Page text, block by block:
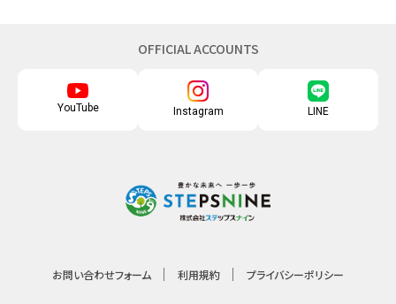
OFFICIAL ACCOUNTS
YouTube Instagram LINE
お問い合わせフォーム 利用規約 プライバシーポリシー